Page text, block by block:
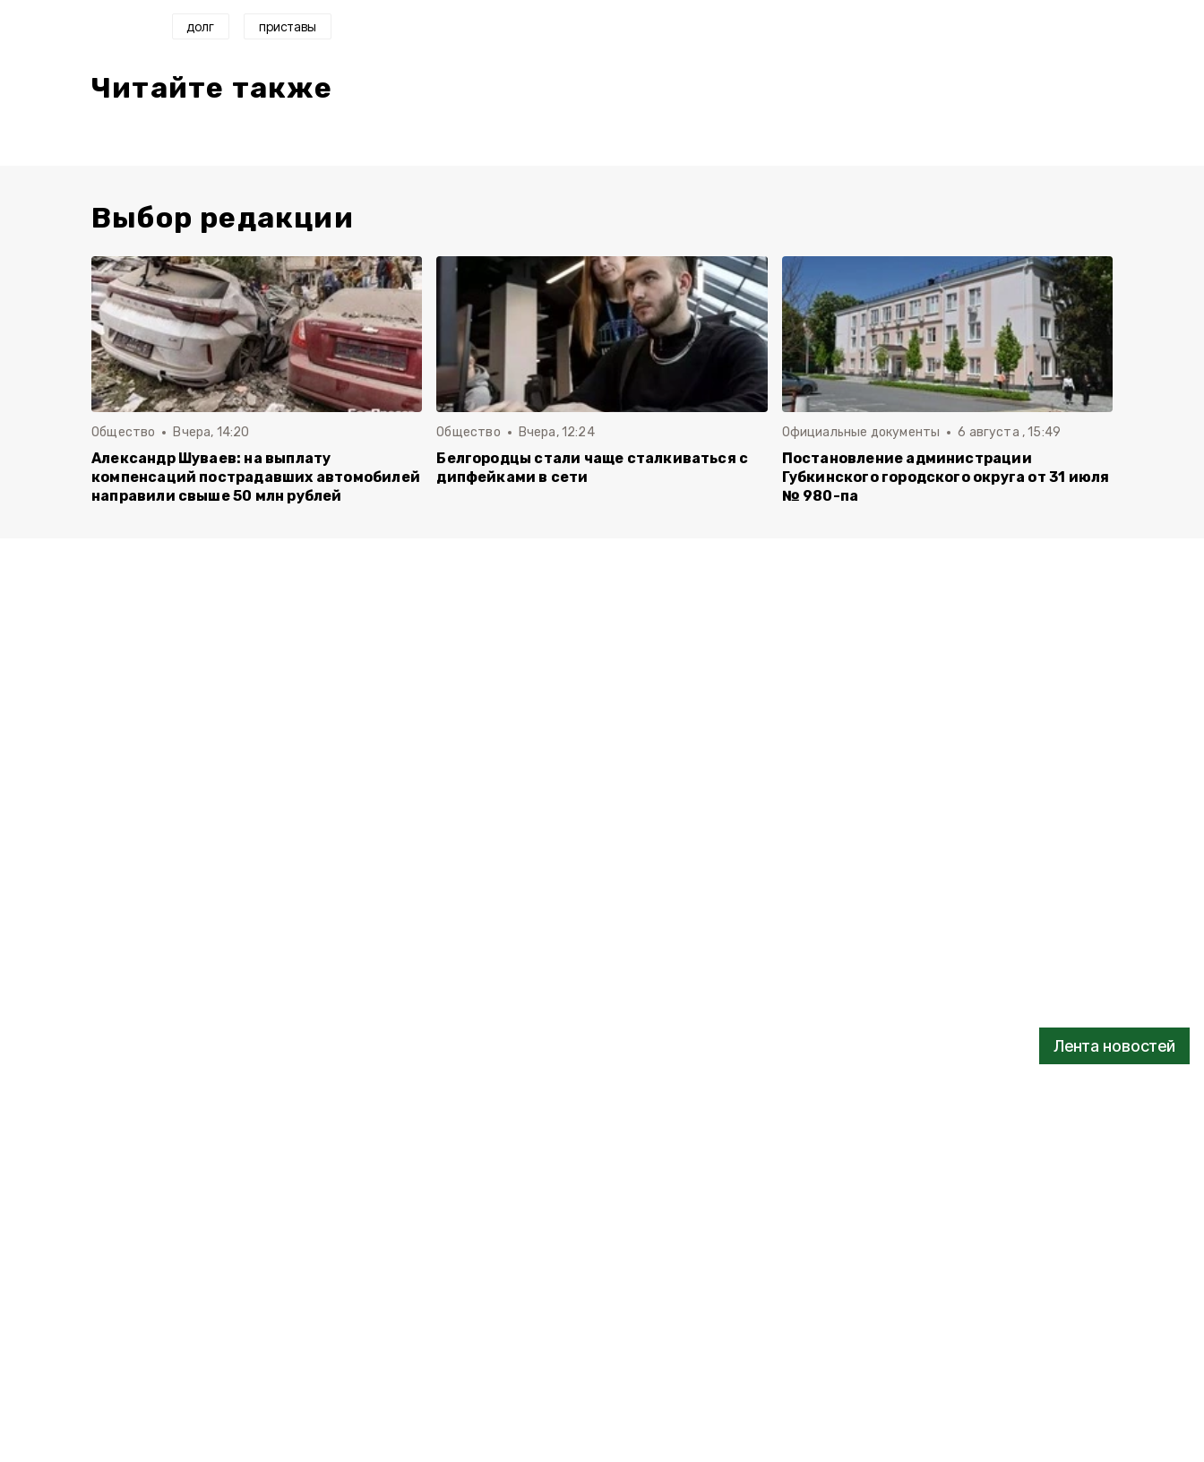
Лента новостей
долг приставы
Читайте также
Выбор редакции
Общество Вчера, 14:20
Александр Шуваев: на выплату
компенсаций пострадавших автомобилей
направили свыше 50 млн рублей
Общество Вчера, 12:24
Белгородцы стали чаще сталкиваться с
дипфейками в сети
Официальные документы 6 августа , 15:49
Постановление администрации
Губкинского городского округа от 31 июля
№ 980-па